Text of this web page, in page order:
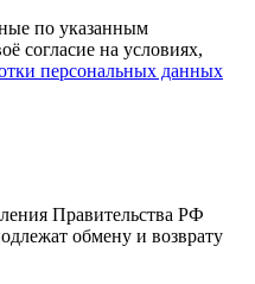
по указанным
согласие на условиях,
персональных данных
Правительства РФ
обмену и возврату